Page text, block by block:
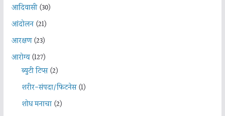
आदिवासी(30)
आंदोलन(21)
आरक्षण(23)
आरोग्य(127)
ब्युटी टिप्स(2)
शरीर-संपदा/फिटनेस(1)
शोध मनाचा(2)